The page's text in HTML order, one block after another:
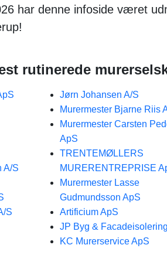
har denne infoside været
rutinerede
A/S
S
Jørn Johansen A/S
Murermester Bjarne Riis
Murermester Carsten
ApS
TRENTEMØLLERS
MURERENTREPRISE
Murermester Lasse
Gudmundsson ApS
Artificium ApS
JP Byg &
KC Murerservice ApS